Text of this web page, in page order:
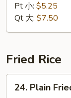
Sour
汤
Pt 小: $5.25
Qt 大: $7.50
Fried Rice
Plain
24. Plain